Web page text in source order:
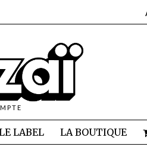
LABEL LA BOUTIQUE